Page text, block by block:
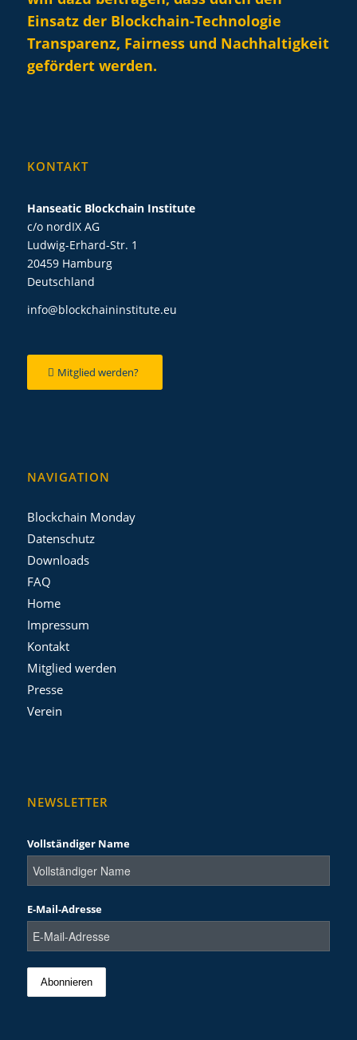
Einsatz der Blockchain-Technologie
Transparenz, Fairness und Nachhaltigkeit
gefördert werden.
KONTAKT
Hanseatic Blockchain Institute
c/o nordIX AG
Ludwig-Erhard-Str. 1
20459 Hamburg
Deutschland
info@blockchaininstitute.eu
Mitglied werden?
NAVIGATION
Blockchain Monday
Datenschutz
Downloads
FAQ
Home
Impressum
Kontakt
Mitglied werden
Presse
Verein
NEWSLETTER
Vollständiger Name
E-Mail-Adresse